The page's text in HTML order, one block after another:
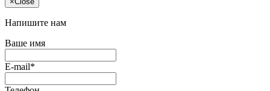
Напишите нам
Ваше имя
E-mail*